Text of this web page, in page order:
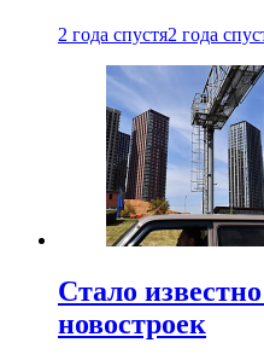
2 года спустя2 года
Стало
новостроек